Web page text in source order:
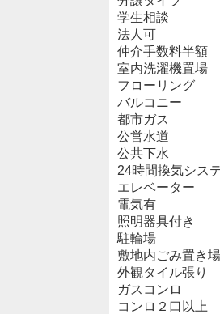
学生相談
法人可
仲介手数料半額
室内洗濯機置場
フローリング
バルコニー
都市ガス
公営水道
公共下水
24時間換気シス
エレベーター
電気有
照明器具付き
駐輪場
敷地内ごみ置き場
外観タイル張り
ガスコンロ
コンロ２口以上